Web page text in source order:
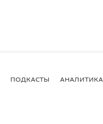
ПОДКАСТЫ АНАЛИТИКА